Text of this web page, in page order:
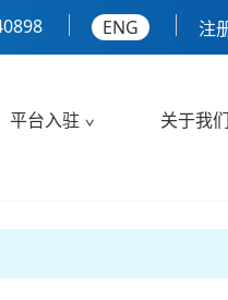
ENG 注
平台入驻 关于我们